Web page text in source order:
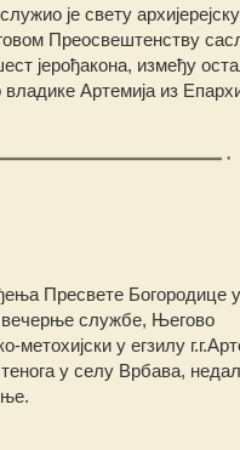
је свету
Преосвештенству
јерођакона, између
Артемија из
Пресвете Богородице
службе, Његово
у егзилу
у селу Врбава,